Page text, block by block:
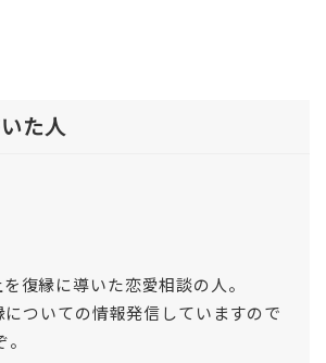
た人
復縁に導いた恋愛相談の人。
ついての情報発信していますので